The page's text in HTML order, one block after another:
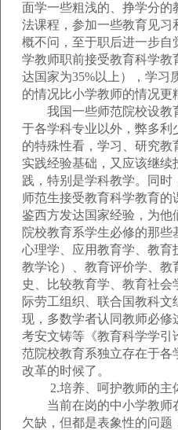
面学一些粗浅的、挣学分的
法课程，参加一些教育见习
概不问，至于职后进一步自
学教师职前接受教育科学教
达国家为35%以上），学习
的情况比小学教师的情况更
我国一些师范院校设教
于各学科专业以外，弊多利
的特殊性看，学习、研究
实践经验基础，又应该继
践，特别是学科教学。同
师范生接受教育科学教育
鉴西方发达国家经验，为
院校教育系学生必修的那些
心理学、应用教育学、教育
教学论）、教育评价学、
史、比较教育学、教育社会
际劳工组织、联合国教科文
现，多数学者认同教师必修
考安文铸等《教育科学学
范院校教育系独立存在于
改革的时候了。
2.培养、呵护教师的主
当前在岗的中小学教师
欠缺，但都是表象性的问